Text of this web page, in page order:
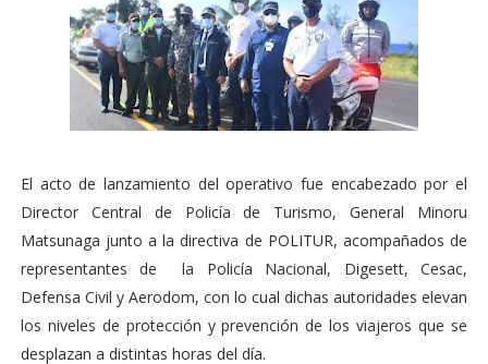
El acto de lanzamiento del operativo fue encabezado por el
Director Central de Policía de Turismo, General Minoru
Matsunaga junto a la directiva de POLITUR, acompañados de
representantes de la Policía Nacional, Digesett, Cesac,
Defensa Civil y Aerodom, con lo cual dichas autoridades elevan
los niveles de protección y prevención de los viajeros que se
desplazan a distintas horas del día.